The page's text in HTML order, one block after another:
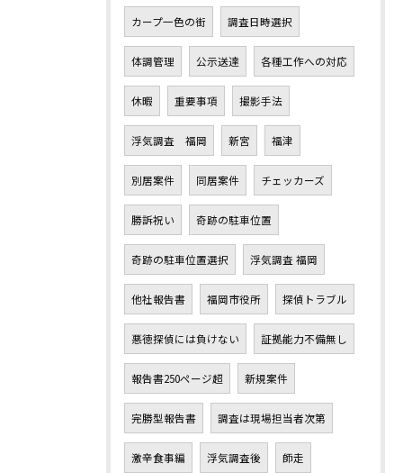
カープ一色の街 調査日時選択
体調管理 公示送達 各種工作への対応
休暇 重要事項 撮影手法
浮気調査 福岡 新宮 福津
別居案件 同居案件 チェッカーズ
勝訴祝い 奇跡の駐車位置
奇跡の駐車位置選択 浮気調査 福岡
他社報告書 福岡市役所 探偵トラブル
悪徳探偵には負けない 証拠能力不備無し
報告書250ページ超 新規案件
完勝型報告書 調査は現場担当者次第
激辛食事編 浮気調査後 師走